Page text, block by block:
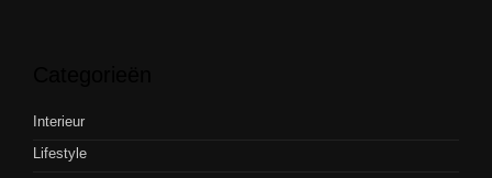
Interieur
Lifestyle